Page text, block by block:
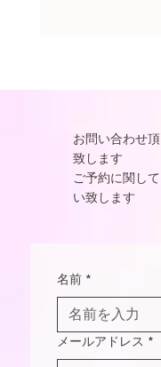
7月ご予
お問い合わせ
致します
ご予約に関し
い致します
名前 *
メールアドレス *